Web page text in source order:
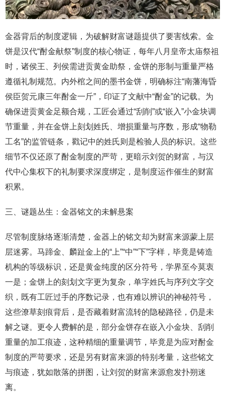
金器背后的制度逻辑，为破解财富谜题提供了要害线索。金
饼是汉代“酎金献祭”制度的核心物证，每年八月皇帝太庙祭祖
时，诸侯王、列侯需进贡黄金助祭，金饼的形制与重量严格
遵循礼制规范。内外棺之间的墨书金饼，明确标注“南藩海昏
侯臣贺元康三年酎金一斤”，印证了文献中“酎金”的记载。为
确保进贡黄金足额合规，工匠会通过“刮削”或“嵌入”小金块调
节重量，并在金饼上刻划姓氏、增损重量与序数，形成“物勒
工名”的监管链条，戳记中的姓氏则是检验人员的标识。这些
细节不仅还原了酎金制度的严苛，更暗示刘贺的财富，与汉
代中心集权下的礼制要求深度绑定，是制度运作催生的财富
积累。
三、谜题丛生：金器铭文的未解悬案
尽管制度脉络逐渐清楚，金器上的铭文却为财富来源蒙上层
层迷雾。马蹄金、麟趾金上的“上”“中”“下”字样，毕竟是铸造
机构的等级标识，还是黄金纯度的区分符号，学界至今莫衷
一是；金饼上的刻划文字更为复杂，单字姓氏与序列文字交
织，既有工匠过手的序数记录，也有难以辨识的神秘符号，
这些潦草刻痕背后，是否藏着财富流转的隐秘路径，仍是未
解之谜。更令人费解的是，部分金饼存在嵌入小金块、刮削
重量的加工痕迹，这种精细的重量调节，毕竟是为应对酎金
制度的严苛要求，还是另有财富来源的特别考量，这些铭文
与痕迹，犹如散落的拼图，让刘贺的财富来源愈发扑朔迷
离。